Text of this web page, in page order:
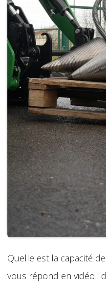
Quelle est la capacité
vous répond en vidéo :